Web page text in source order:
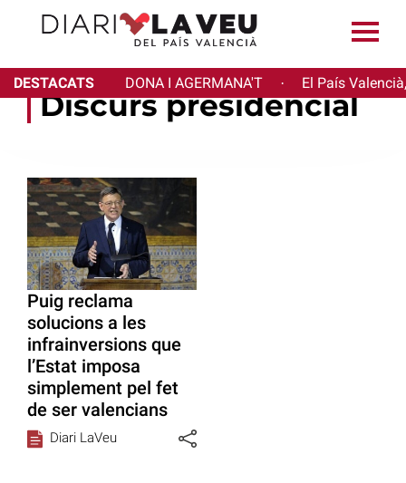
DESTACATS DONA I AGERMANA'T · El País
Discurs presidencial
Puig reclama
solucions a les
infrainversions que
l’Estat imposa
simplement pel fet
de ser valencians
Diari LaVeu